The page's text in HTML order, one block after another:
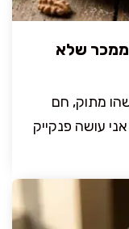
ממכר שלא
מתוק, חם
עושה פנקייק